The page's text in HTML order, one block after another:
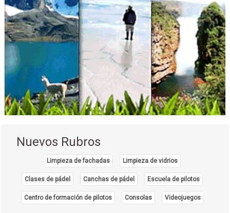
Nuevos Rubros
Limpieza de fachadas Limpieza de vidrios
Clases de pádel Canchas de pádel Escuela de pilotos
Centro de formación de pilotos Consolas Videojuegos